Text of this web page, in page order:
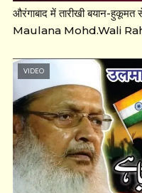
औरंगाबाद में तारीखी बयान-
Maulana Mohd.Wali
VIDEO